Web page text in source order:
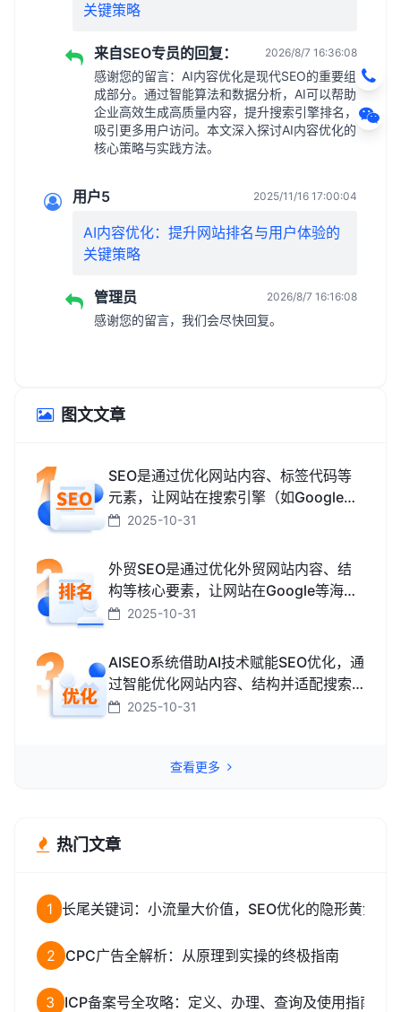
关键策略
来自SEO专员的回复： 2026/8/7 16:36:08
感谢您的留言：AI内容优化是现代SEO的重要组
成部分。通过智能算法和数据分析，AI可以帮助
企业高效生成高质量内容，提升搜索引擎排名，
吸引更多用户访问。本文深入探讨AI内容优化的
核心策略与实践方法。
用户5 2025/11/16 17:00:04
AI内容优化：提升网站排名与用户体验的
关键策略
管理员 2026/8/7 16:16:08
感谢您的留言，我们会尽快回复。
图文文章
SEO是通过优化网站内容、标签代码等
元素，让网站在搜索引擎（如Google、
百度、搜狗、必应）中排名更靠前，从
2025-10-31
外贸SEO是通过优化外贸网站内容、结
构等核心要素，让网站在Google等海外
搜索引擎中排名靠前，获取海外精准流
2025-10-31
AISEO系统借助AI技术赋能SEO优化，通
过智能优化网站内容、结构并适配搜索
引擎规则，助力网站快速提升排名，从
2025-10-31
查看更多
热门文章
1 长尾关键词：小流量大价值，SEO优化的隐形黄金矿
2 CPC广告全解析：从原理到实操的终极指南
3 ICP备案号全攻略：定义、办理、查询及使用指南